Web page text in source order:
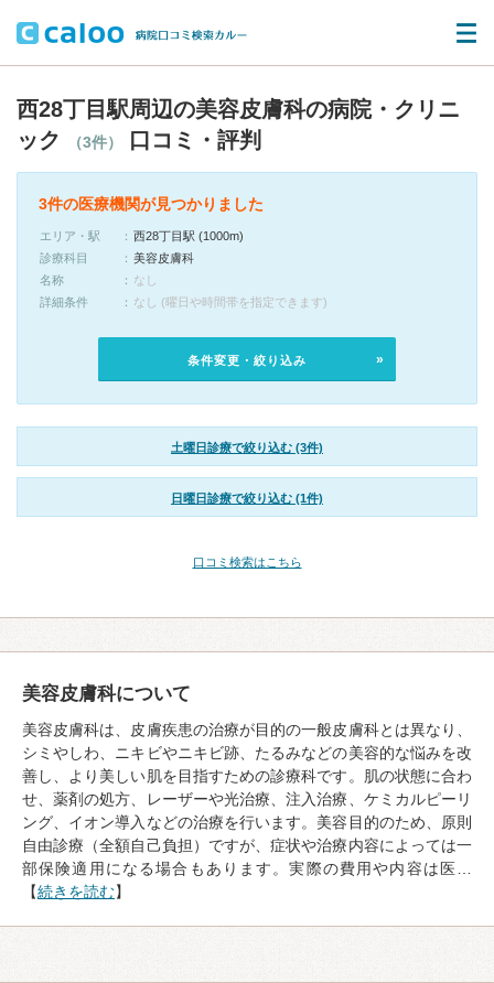
西28丁目駅周辺の美容皮膚科の病院・クリニ
ック
（3件） 口コミ・評判
3件の医療機関が見つかりました
エリア・駅
西28丁目駅 (1000m)
診療科目
美容皮膚科
名称
なし
詳細条件
なし (曜日や時間帯を指定できます)
条件変更・絞り込み
土曜日診療で絞り込む (3件)
日曜日診療で絞り込む (1件)
口コミ検索はこちら
美容皮膚科について
美容皮膚科は、皮膚疾患の治療が目的の一般皮膚科とは異なり、
シミやしわ、ニキビやニキビ跡、たるみなどの美容的な悩みを改
善し、より美しい肌を目指すための診療科です。肌の状態に合わ
せ、薬剤の処方、レーザーや光治療、注入治療、ケミカルピーリ
ング、イオン導入などの治療を行います。美容目的のため、原則
自由診療（全額自己負担）ですが、症状や治療内容によっては一
部保険適用になる場合もあります。実際の費用や内容は医…
【続きを読む】